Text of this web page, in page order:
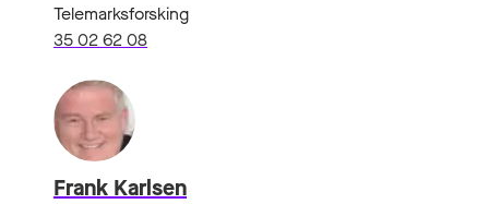
Telemarksforsking
35 02 62 08
Frank Karlsen